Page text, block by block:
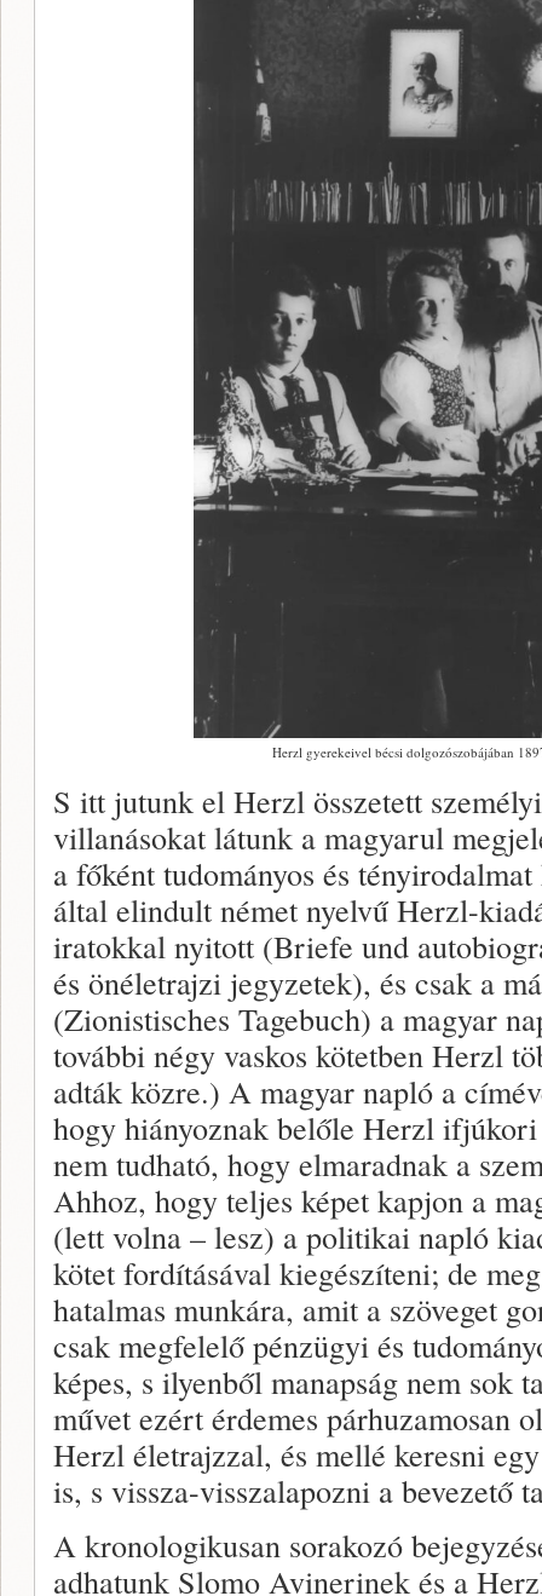
Herzl gyerekeivel bécsi dolgozószobájában
S itt jutunk el Herzl összetett
villanásokat látunk a magyarul
a főként tudományos és
által elindult német nyelvű Herzl-
iratokkal nyitott (Briefe und
és önéletrajzi jegyzetek), és csak a
(Zionistisches Tagebuch) a magyar
további négy vaskos kötetben Herzl
adták közre.) A magyar napló a
hogy hiányoznak belőle Herzl
nem tudható, hogy elmaradnak a
Ahhoz, hogy teljes képet kapjon a
(lett volna – lesz) a politikai napló
kötet fordításával kiegészíteni; de
hatalmas munkára, amit a szöveget
csak megfelelő pénzügyi és
képes, s ilyenből manapság nem sok
művet ezért érdemes párhuzamosan
Herzl életrajzzal, és mellé keresni
is, s vissza-visszalapozni a bevezető
A kronologikusan sorakozó
adhatunk Slomo Avinerinek és a